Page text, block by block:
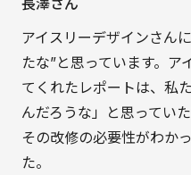
アイスリーデザインさん
たな”と思っています。ア
てくれたレポートは、私
んだろうな」と思ってい
その改修の必要性がわか
た。